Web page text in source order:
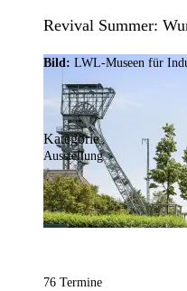
Revival Summer:
Bild: LWL-Museen für
Kategorie
Ausstellung
76 Termine